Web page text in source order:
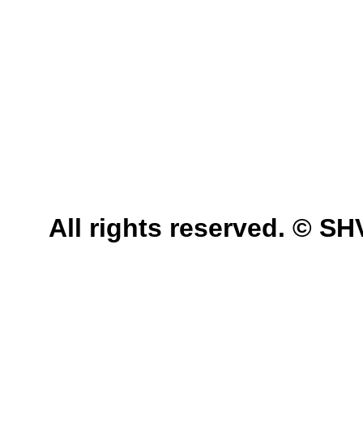
All rights reserved. ©